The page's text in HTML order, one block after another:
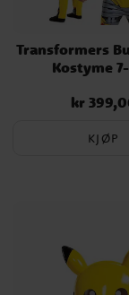
Transformers
Kostyme
Pris:kr
kr
KJØP